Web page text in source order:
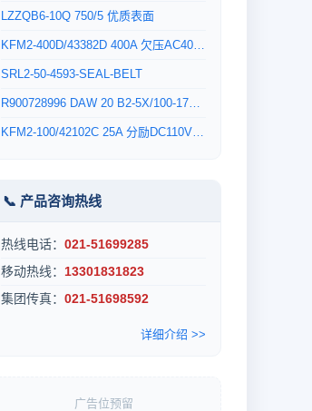
LZZQB6-10Q 750/5 优质表面
KFM2-400D/43382D 400A 欠压AC400V 电操AC110V 插入式
SRL2-50-4593-SEAL-BELT
R900728996 DAW 20 B2-5X/100-17Y6EG24N9K4
KFM2-100/42102C 25A 分励DC110V 插入式
📞 产品咨询热线
热线电话： 021-51699285
移动热线： 13301831823
集团传真： 021-51698592
详细介绍 >>
广告位预留